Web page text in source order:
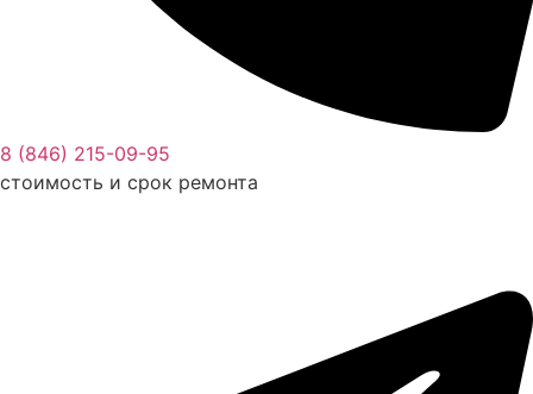
8 (846) 215-09-95
стоимость и срок ремонта